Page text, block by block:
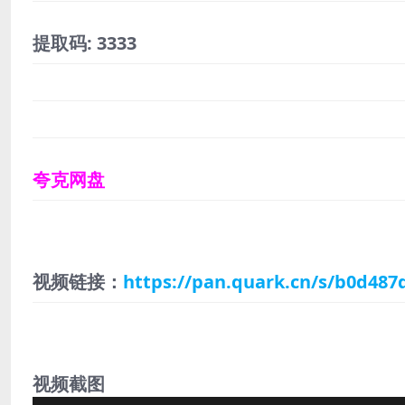
提取码: 3333
夸克网盘
视频链接： https://pan.quark.cn/s/
视频截图